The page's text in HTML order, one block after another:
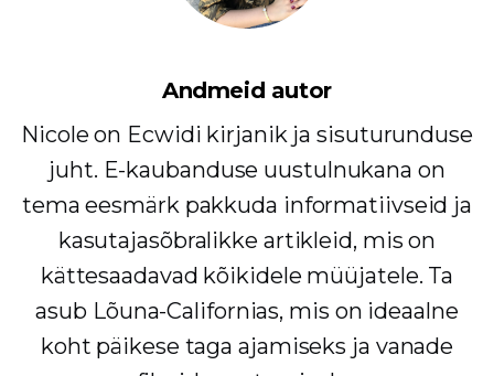
Andmeid autor
Nicole on Ecwidi kirjanik ja sisuturunduse
juht. E-kaubanduse uustulnukana on
tema eesmärk pakkuda informatiivseid ja
kasutajasõbralikke artikleid, mis on
kättesaadavad kõikidele müüjatele. Ta
asub Lõuna-Californias, mis on ideaalne
koht päikese taga ajamiseks ja vanade